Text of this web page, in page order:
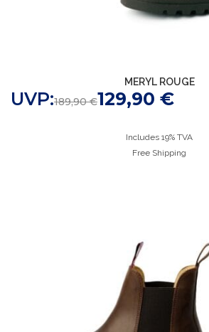
MERYL ROUGE
UVP:189,90€129,90 €
Includes 19% TVA
Free Shipping